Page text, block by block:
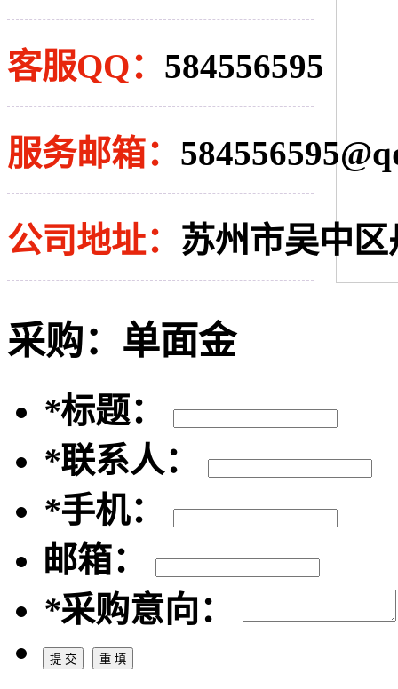
客服QQ： 584556595
服务邮箱：
公司地址： 苏州市吴中
采购： 单面金
*标题：
*联系人：
*手机：
邮箱：
*采购意向：